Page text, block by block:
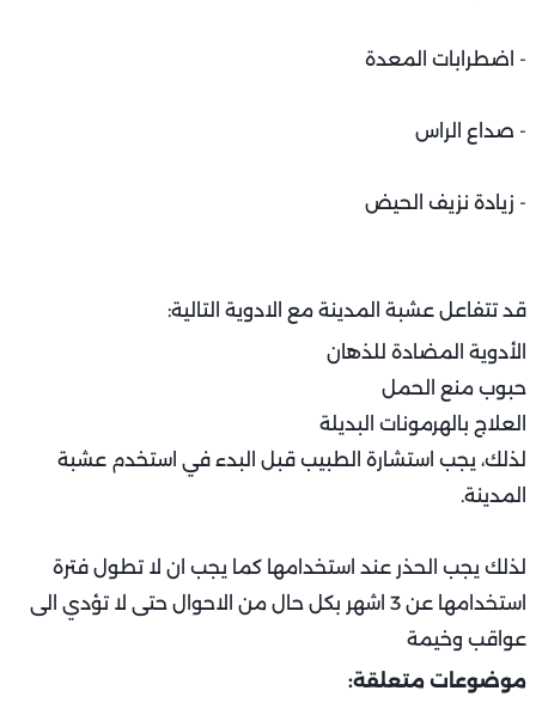
- اضطرابات المعدة
- صداع الراس
- زيادة نزيف الحيض
قد تتفاعل عشبة المدينة مع الادوية التالية:
الأدوية المضادة للذهان
حبوب منع الحمل
العلاج بالهرمونات البديلة
لذلك، يجب استشارة الطبيب قبل البدء في استخدم عشبة
المدينة.
لذلك يجب الحذر عند استخدامها كما يجب ان لا تطول فترة
استخدامها عن 3 اشهر بكل حال من الاحوال حتى لا تؤدي الى
عواقب وخيمة
موضوعات متعلقة: